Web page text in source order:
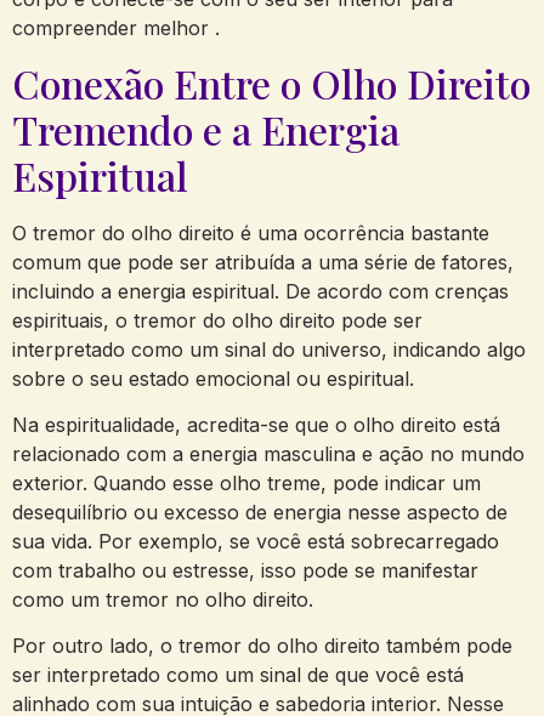
compreender ⁣melhor .
Conexão ⁣Entre o Olho Direito
​Tremendo ⁣e a Energia‌
Espiritual
O‌ tremor do olho ⁣direito é ⁣uma‍ ocorrência bastante
comum que pode ser atribuída a‌ uma série ⁢de fatores,
⁢incluindo a⁣ energia espiritual. De ⁣acordo com crenças
espirituais, o⁢ tremor do olho direito‌ pode ser‍
interpretado como um sinal do‍ universo, indicando algo
sobre o seu estado emocional ⁣ou espiritual.
Na espiritualidade, acredita-se que o olho direito está
‌relacionado ‍com‍ a energia masculina⁣ e ação no⁤ mundo
exterior. Quando esse‍ olho treme, pode⁣ indicar um
desequilíbrio ou excesso de ⁢energia‌ nesse aspecto de
sua vida. Por exemplo, se você está sobrecarregado
‍com trabalho‌ ou⁤ estresse, isso pode se ⁤manifestar
como ⁣um tremor no olho direito.
Por outro lado, o tremor​ do olho direito ‍também pode
ser interpretado como ⁤um ​sinal de que você está
alinhado​ com sua intuição e sabedoria interior.​ Nesse